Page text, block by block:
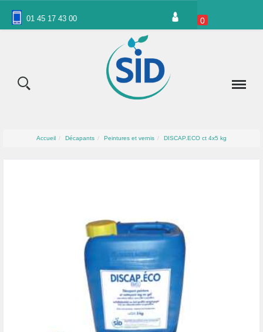
01 45 17 43 00 0
Accueil Décapants Peintures et vernis DISCAP.ECO ct 4x5 kg